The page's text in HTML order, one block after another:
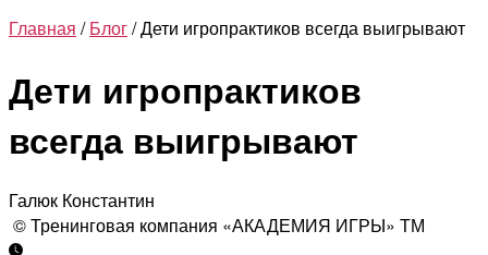
Главная /Блог/ Дети игропрактиков всегда выигрывают
Дети игропрактиков
всегда выигрывают
Галюк Константин
© Тренинговая компания «АКАДЕМИЯ ИГРЫ» ТМ